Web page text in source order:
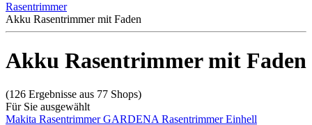
Rasentrimmer
Akku Rasentrimmer mit Faden
Akku Rasentrimmer mit Faden
(126 Ergebnisse aus 77 Shops)
Für Sie ausgewählt
Makita RasentrimmerGARDENA RasentrimmerEinhell